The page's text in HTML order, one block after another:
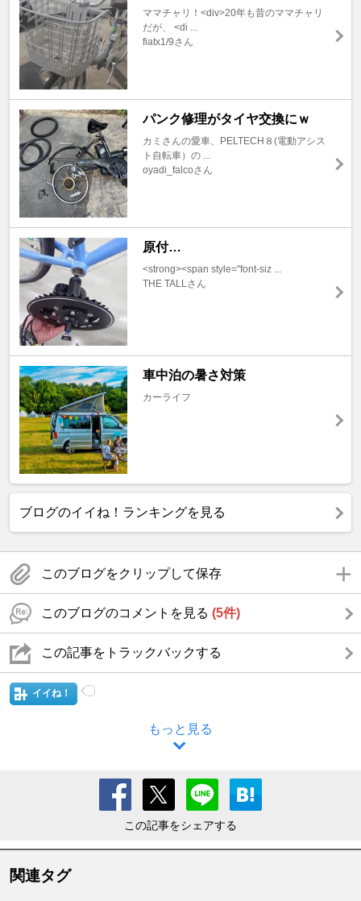
ママチャリ！<div>20年も昔のママチャリ
だが、 <di ...
fiatx1/9さん
パンク修理がタイヤ交換にｗ
カミさんの愛車、PELTECH８(電動アシス
ト自転車）の ...
oyadi_falcoさん
原付…
<strong><span style="font-siz ...
THE TALLさん
車中泊の暑さ対策
カーライフ
ブログのイイね！ランキングを見る
このブログをクリップして保存
このブログのコメントを見る (5件)
この記事をトラックバックする
イイね！
もっと見る
この記事をシェアする
関連タグ